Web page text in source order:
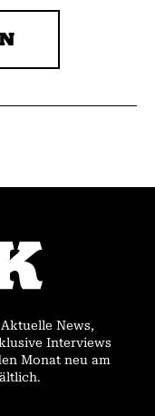
News,
Interviews
Monat neu am